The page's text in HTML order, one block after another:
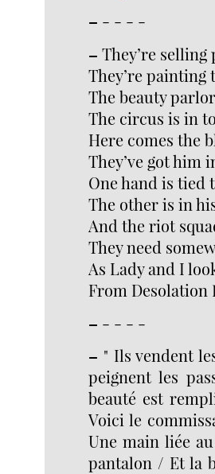
– - - - -
– They’re
They’re painting
The beauty
The circus is in
Here comes the
They’ve got him
One hand is
The other is in
And the riot
They need
As Lady and I
From Desolation
– - - - -
– " Ils vendent
peignent les
beauté est
Voici le
Une main liée
pantalon / Et la